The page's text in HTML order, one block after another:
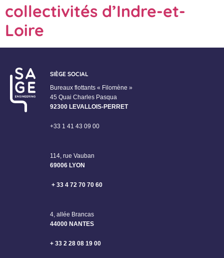
collectivités d’Indre-et-
Loire
SIÈGE SOCIAL
Bureaux flottants « Filomène »
45 Quai Charles Pasqua
92300 LEVALLOIS-PERRET
+33 1 41 43 09 00
114, rue Vauban
69006 LYON
+ 33 4 72 70 70 60
4, allée Brancas
44000 NANTES
+ 33 2 28 08 19 00